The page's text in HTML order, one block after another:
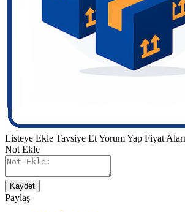
Listeye Ekle Tavsiye EtYorum Yap Fiyat
Not Ekle
Kaydet
Paylaş